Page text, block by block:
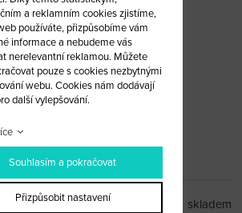
po přihlášení
skladem
a reklamním cookies zjistíme,
používáte, přizpůsobíme vám
informace a nebudeme vás
nerelevantní reklamou. Můžete
pouze s cookies nezbytnými
webu. Cookies nám dodávají
další vylepšování.
Souhlasím a pokračovat
Přizpůsobit nastavení